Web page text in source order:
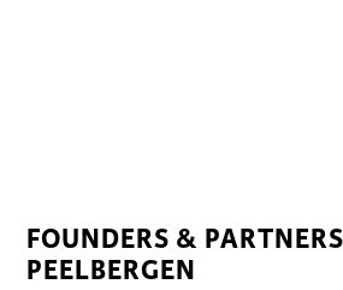
FOUNDERS &
PEELBERGEN